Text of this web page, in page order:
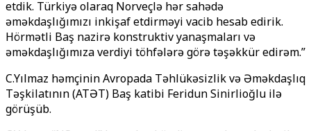
etdik. Türkiyə olaraq Norveçlə hər sahədə
əməkdaşlığımızı inkişaf etdirməyi vacib hesab edirik.
Hörmətli Baş nazirə konstruktiv yanaşmaları və
əməkdaşlığımıza verdiyi töhfələrə görə təşəkkür edirəm.”
C.Yılmaz həmçinin Avropada Təhlükəsizlik və Əməkdaşlıq
Təşkilatının (ATƏT) Baş katibi Feridun Sinirlioğlu ilə
görüşüb.